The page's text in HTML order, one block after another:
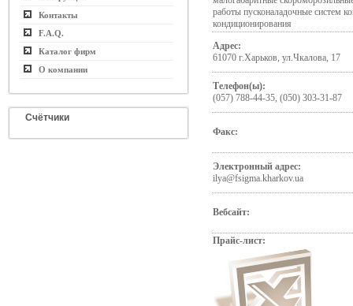
Контакты
F.A.Q.
Каталог фирм
О компании
Счётчики
работы пусконаладочные систем
кондиционирования
Адрес:
61070 г.Харьков, ул.Чкалова, 17
Телефон(ы):
(057) 788-44-35, (050) 303-31-87
Факс:
Электронный адрес:
ilya@fsigma.kharkov.ua
Вебсайт:
Прайс-лист: